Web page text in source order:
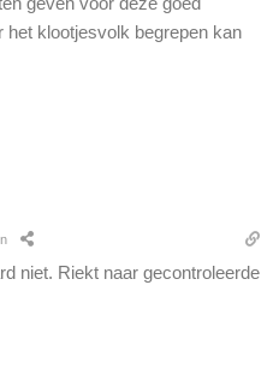
klootjesvolk begrepen kan
niet. Riekt naar gecontroleerde